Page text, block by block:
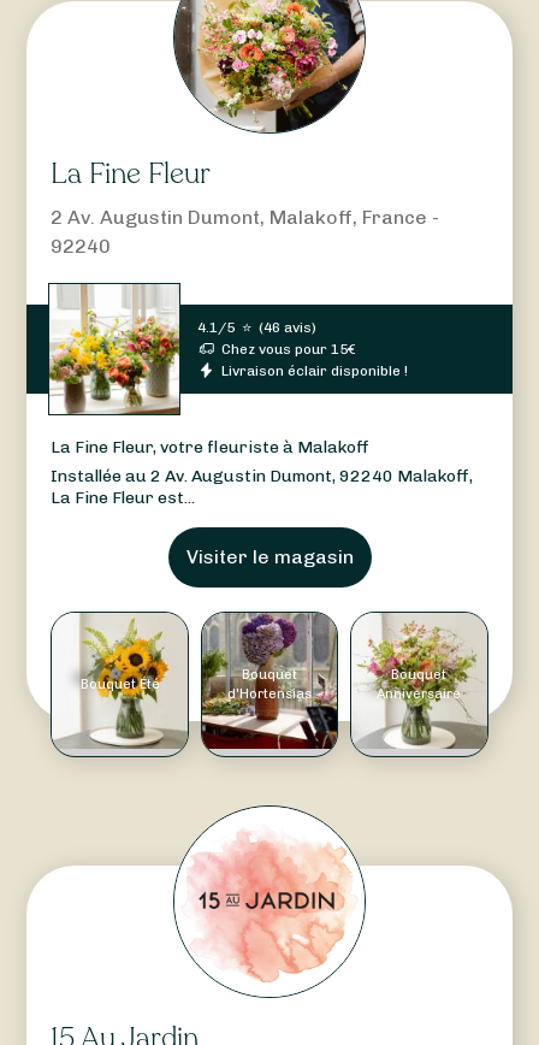
La Fine Fleur
2 Av. Augustin Dumont, Malakoff, France -
92240
4.1/5 ⭐ (46 avis)
Chez vous pour15€
Livraison éclair disponible !
La Fine Fleur, votre fleuriste à Malakoff
Installée au 2 Av. Augustin Dumont, 92240 Malakoff,
La Fine Fleur est...
Visiter le magasin
Bouquet Été
Bouquet
d'Hortensias
Bouquet
Anniversaire